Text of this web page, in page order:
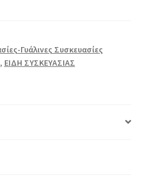
Γυάλινες Συσκευασίες
, ΕΙΔΗ ΣΥΣΚΕΥΑΣΙΑΣ